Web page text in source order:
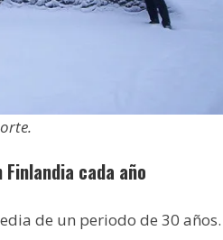
cada año
de un periodo de 30 años.